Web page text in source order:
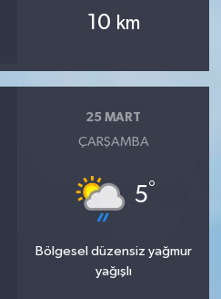
10 km
25 MART
ÇARŞAMBA
5°
Bölgesel düzensiz yağmur
yağışlı